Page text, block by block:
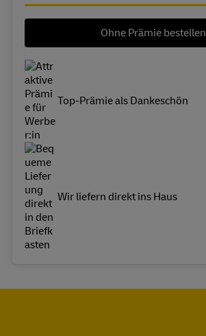
Ohne Prämie bestellen
Top-Prämie als Dankeschön
Wir liefern direkt ins Haus